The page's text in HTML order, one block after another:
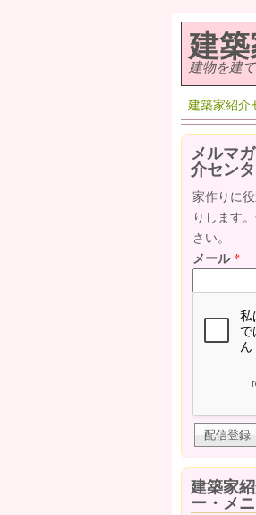
建
建物を建
建築家紹介
メルマ
介セン
家作りに
りします
さい。
メール*
建築家
ー・メ